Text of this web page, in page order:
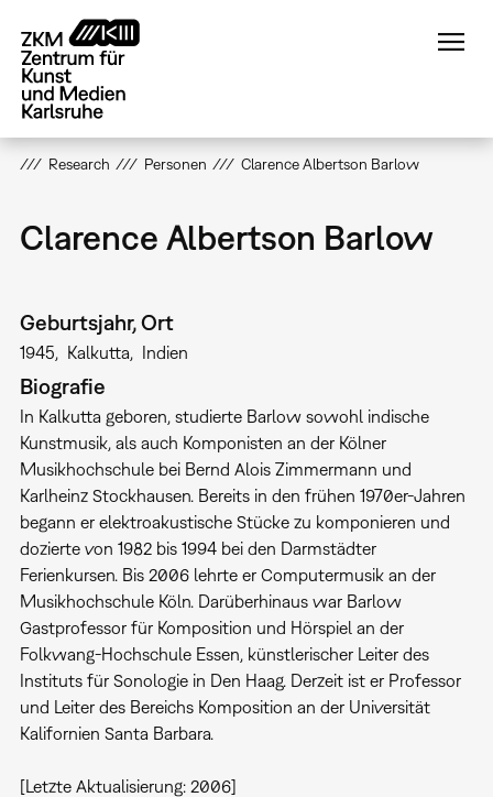
zum
Inhalt
Research Personen Clarence Albertson Barlow
Clarence Albertson Barlow
Geburtsjahr, Ort
1945 Kalkutta Indien
Biografie
In Kalkutta geboren, studierte Barlow sowohl indische
Kunstmusik, als auch Komponisten an der Kölner
Musikhochschule bei Bernd Alois Zimmermann und
Karlheinz Stockhausen. Bereits in den frühen 1970er-Jahren
begann er elektroakustische Stücke zu komponieren und
dozierte von 1982 bis 1994 bei den Darmstädter
Ferienkursen. Bis 2006 lehrte er Computermusik an der
Musikhochschule Köln. Darüberhinaus war Barlow
Gastprofessor für Komposition und Hörspiel an der
Folkwang-Hochschule Essen, künstlerischer Leiter des
Instituts für Sonologie in Den Haag. Derzeit ist er Professor
und Leiter des Bereichs Komposition an der Universität
Kalifornien Santa Barbara.
[Letzte Aktualisierung: 2006]